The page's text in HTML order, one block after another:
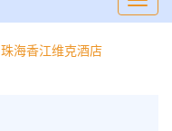
珠海香江维克酒店